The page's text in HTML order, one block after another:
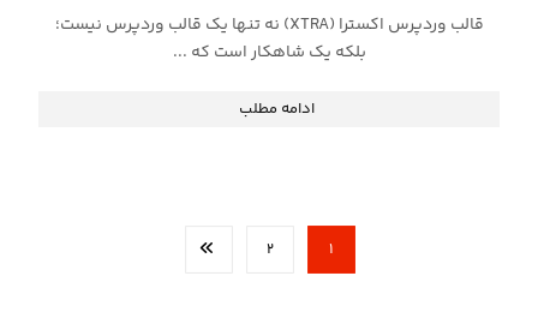
قالب وردپرس اکسترا (XTRA) نه تنها یک قالب وردپرس نیست؛
بلکه یک شاهکار است که ...
ادامه مطلب
۱ ۲